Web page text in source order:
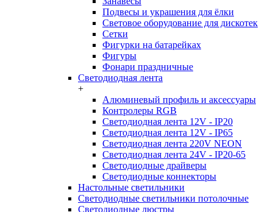
Подвесы и украшения для ёлки
Световое оборудование для дискотек
Сетки
Фигурки на батарейках
Фигуры
Фонари праздничные
Светодиодная лента
+
Алюминевый профиль и аксессуары
Контролеры RGB
Светодиодная лента 12V - IP20
Светодиодная лента 12V - IP65
Светодиодная лента 220V NEON
Светодиодная лента 24V - IP20-65
Светодиодные драйверы
Светодиодные коннекторы
Настольные светильники
Светодиодные светильники потолочные
Светодиодные люстры